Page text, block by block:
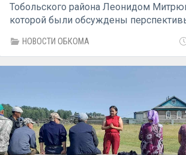
Тобольского района Леонидом
которой были обсуждены
НОВОСТИ ОБКОМА